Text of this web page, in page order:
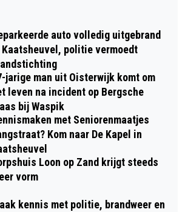
KRIJGT BEKEURING
IDENTITEIT OP
NA ONGEVAL
STEP SPRANG-
auto volledig uitgebrand
Kaatsheuvel, politie vermoedt
jarige man uit Oisterwijk komt om
leven na incident op Bergsche
bij Waspik
met Seniorenmaatjes
Kom naar De Kapel in
Loon op Zand krijgt steeds
vorm
kennis met politie, brandweer en